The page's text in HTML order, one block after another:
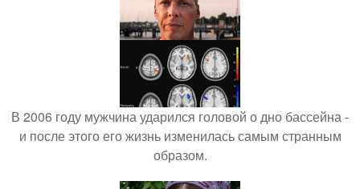
В 2006 году мужчина ударился головой о дно бассейна -
и после этого его жизнь изменилась самым странным
образом.